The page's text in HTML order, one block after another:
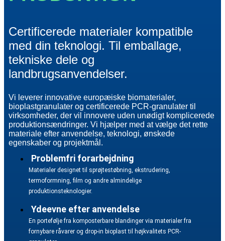
Certificerede materialer kompatible
med din teknologi. Til emballage,
tekniske dele og
landbrugsanvendelser.
Vi leverer innovative europæiske biomaterialer,
bioplastgranulater og certificerede PCR-granulater til
virksomheder, der vil innovere uden unødigt komplicerede
produktionsændringer. Vi hjælper med at vælge det rette
materiale efter anvendelse, teknologi, ønskede
egenskaber og projektmål.
Problemfri forarbejdning
Materialer designet til sprøjtestøbning, ekstrudering,
termoformning, film og andre almindelige
produktionsteknologier.
Ydeevne efter anvendelse
En portefølje fra komposterbare blandinger via materialer fra
fornybare råvarer og drop-in bioplast til højkvalitets PCR-